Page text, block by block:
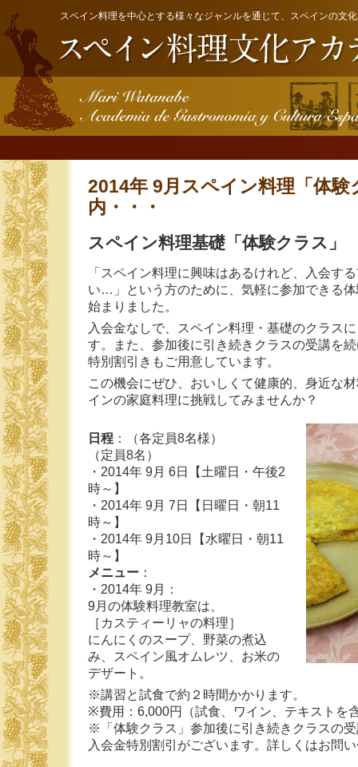
スペイン料理を中心とする様々なジャンルを通じて、スペインの文
2014年 9月スペイン料理「体
内・・・
スペイン料理基礎「体験クラス
「スペイン料理に興味はあるけれど、入会す
い…」という方のために、気軽に参加できる
始まりました。
入会金なしで、スペイン料理・基礎のクラス
す。また、参加後に引き続きクラスの受講を
特別割引きもご用意しています。
この機会にぜひ、おいしくて健康的、身近な
インの家庭料理に挑戦してみませんか？
日程 ：（各定員8名様）
（定員8名）
・2014年 9月 6日【土曜日・午後2
時～】
・2014年 9月 7日【日曜日・朝11
時～】
・2014年 9月10日【水曜日・朝11
時～】
メニュー ：
・2014年 9月：
9月の体験料理教室は、
［カスティーリャの料理］
にんにくのスープ、野菜の煮込
み、スペイン風オムレツ、お米の
デザート。
※講習と試食で約２時間かかります。
※費用：6,000円（試食、ワイン、テキストを
※「体験クラス」参加後に引き続きクラスの
入会金特別割引がございます。詳しくはお問